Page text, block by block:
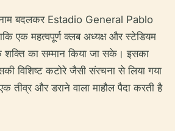
बदलकर Estadio General Pablo
एक महत्वपूर्ण क्लब अध्यक्ष और स्टेडियम
का सम्मान किया जा सके। इसका
विशिष्ट कटोरे जैसी संरचना से लिया गया
तीव्र और डराने वाला माहौल पैदा करती है